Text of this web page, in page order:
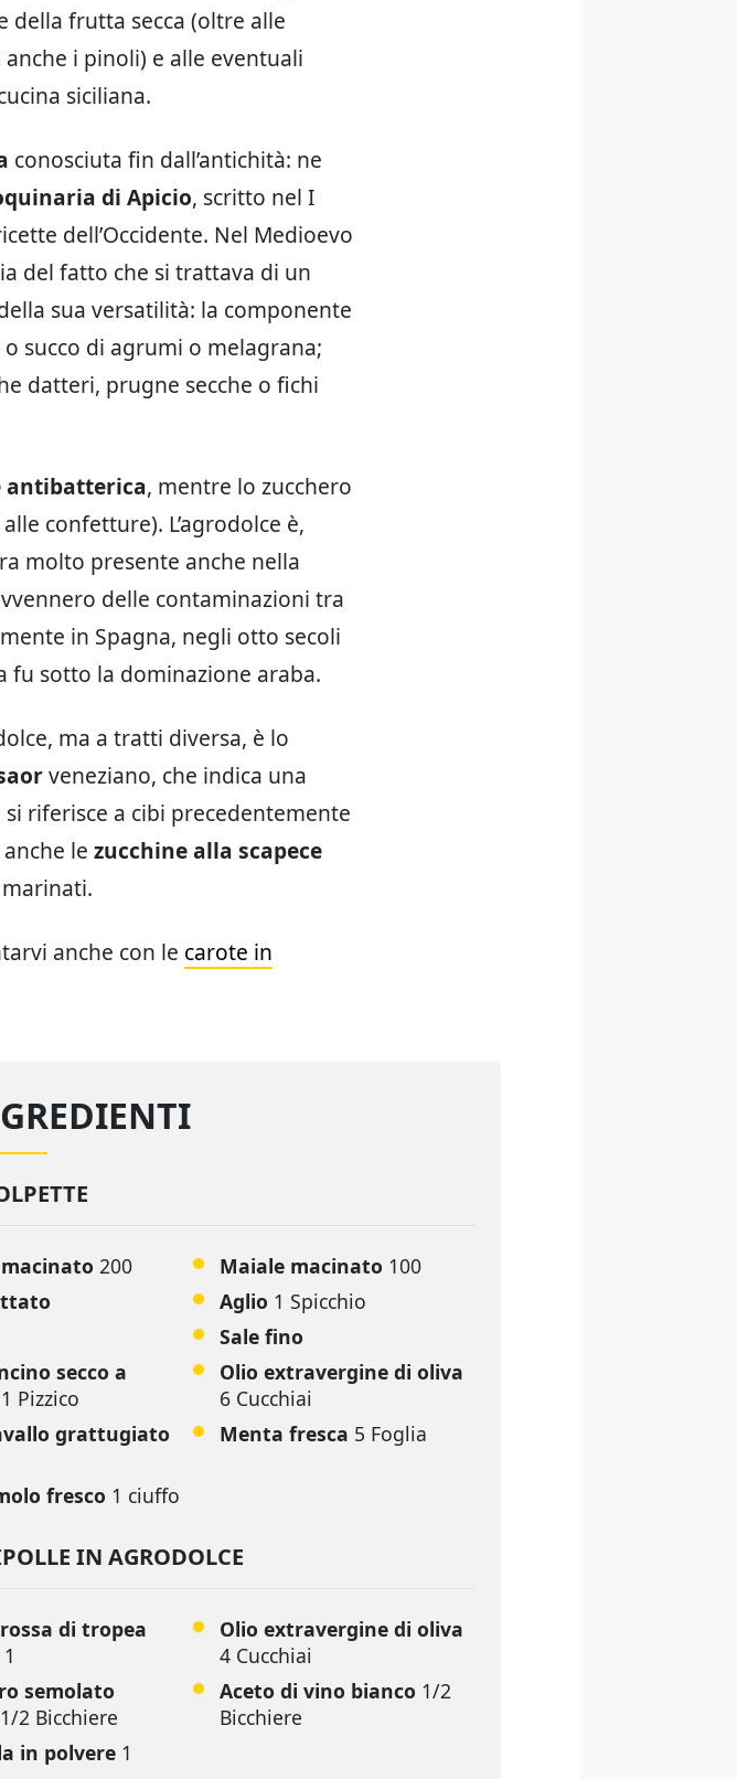
della frutta secca (oltre alle
i pinoli) e alle eventuali
siciliana.
conosciuta fin dall’antichità: ne
di Apicio, scritto nel I
dell’Occidente. Nel Medioevo
del fatto che si trattava di un
sua versatilità: la componente
succo di agrumi o melagrana;
datteri, prugne secche o fichi
antibatterica, mentre lo zucchero
confetture). L’agrodolce è,
molto presente anche nella
delle contaminazioni tra
in Spagna, negli otto secoli
fu sotto la dominazione araba.
ma a tratti diversa, è lo
veneziano, che indica una
riferisce a cibi precedentemente
le zucchine alla scapece
anche con le carote in
200 Maiale macinato 100
Aglio 1 Spicchio
Sale fino
secco a
1 Pizzico
Olio extravergine di oliva
6 Cucchiai
grattugiato
Menta fresca 5 Foglia
fresco 1 ciuffo
IN AGRODOLCE
di tropea
1
Olio extravergine di oliva
4 Cucchiai
semolato
1/2 Bicchiere
Aceto di vino bianco 1/2
Bicchiere
in polvere 1